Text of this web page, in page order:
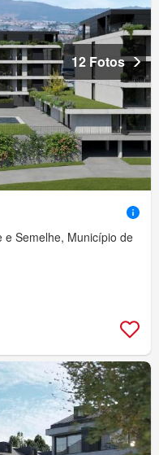
12 Fotos
e Semelhe, Município de